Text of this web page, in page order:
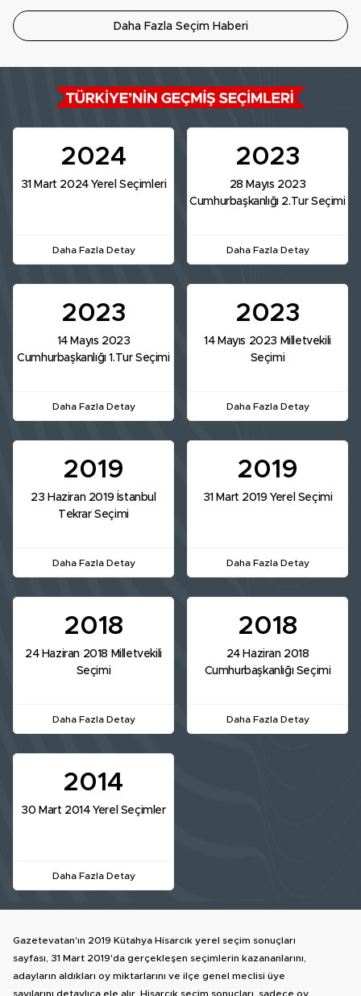
Daha Fazla Seçim Haberi
2024
31 Mart 2024 Yerel Seçimleri
Daha Fazla Detay
2023
28 Mayıs 2023
Cumhurbaşkanlığı 2.Tur Seçimi
Daha Fazla Detay
2023
14 Mayıs 2023
Cumhurbaşkanlığı 1.Tur Seçimi
Daha Fazla Detay
2023
14 Mayıs 2023 Milletvekili
Seçimi
Daha Fazla Detay
2019
23 Haziran 2019 İstanbul
Tekrar Seçimi
Daha Fazla Detay
2019
31 Mart 2019 Yerel Seçimi
Daha Fazla Detay
2018
24 Haziran 2018 Milletvekili
Seçimi
Daha Fazla Detay
2018
24 Haziran 2018
Cumhurbaşkanlığı Seçimi
Daha Fazla Detay
2014
30 Mart 2014 Yerel Seçimler
Daha Fazla Detay
Gazetevatan'ın 2019 Kütahya Hisarcık yerel seçim sonuçları
sayfası, 31 Mart 2019'da gerçekleşen seçimlerin kazananlarını,
adayların aldıkları oy miktarlarını ve ilçe genel meclisi üye
sayılarını detaylıca ele alır. Hisarcık seçim sonuçları, sadece oy